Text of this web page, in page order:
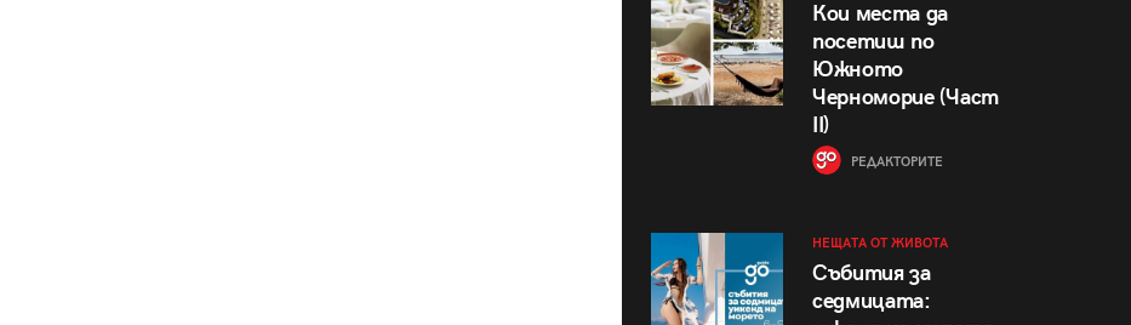
Кои места да
посетиш по
Южното
Черноморие (Част
II)
РЕДАКТОРИТЕ
НЕЩАТА ОТ ЖИВОТА
Събития за
седмицата: